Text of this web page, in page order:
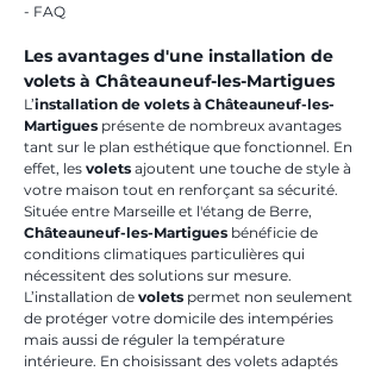
- FAQ
Les avantages d'une installation de
volets à Châteauneuf-les-Martigues
L’installation de volets à Châteauneuf-les-
Martigues présente de nombreux avantages
tant sur le plan esthétique que fonctionnel. En
effet, les volets ajoutent une touche de style à
votre maison tout en renforçant sa sécurité.
Située entre Marseille et l'étang de Berre,
Châteauneuf-les-Martigues bénéficie de
conditions climatiques particulières qui
nécessitent des solutions sur mesure.
L’installation de volets permet non seulement
de protéger votre domicile des intempéries
mais aussi de réguler la température
intérieure. En choisissant des volets adaptés